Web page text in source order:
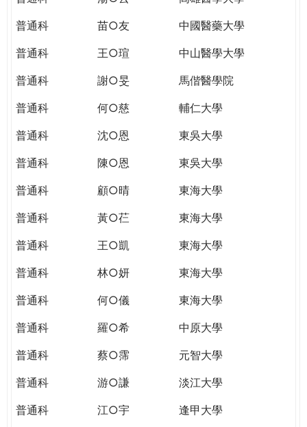
普通科
苗○友
中國醫藥大學
普通科
王○瑄
中山醫學大學
普通科
謝○旻
馬偕醫學院
普通科
何○慈
輔仁大學
普通科
沈○恩
東吳大學
普通科
陳○恩
東吳大學
普通科
顧○晴
東海大學
普通科
黃○芢
東海大學
普通科
王○凱
東海大學
普通科
林○妍
東海大學
普通科
何○儀
東海大學
普通科
羅○希
中原大學
普通科
蔡○霈
元智大學
普通科
游○謙
淡江大學
普通科
江○宇
逢甲大學